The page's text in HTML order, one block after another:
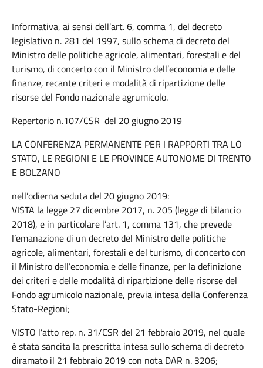
Informativa, ai sensi dell’art. 6, comma 1, del decreto
legislativo n. 281 del 1997, sullo schema di decreto del
Ministro delle politiche agricole, alimentari, forestali e del
turismo, di concerto con il Ministro dell’economia e delle
finanze, recante criteri e modalità di ripartizione delle
risorse del Fondo nazionale agrumicolo.
Repertorio n.107/CSR del 20 giugno 2019
LA CONFERENZA PERMANENTE PER I RAPPORTI TRA LO
STATO, LE REGIONI E LE PROVINCE AUTONOME DI TRENTO
E BOLZANO
nell’odierna seduta del 20 giugno 2019:
VISTA la legge 27 dicembre 2017, n. 205 (legge di bilancio
2018), e in particolare l’art. 1, comma 131, che prevede
l’emanazione di un decreto del Ministro delle politiche
agricole, alimentari, forestali e del turismo, di concerto con
il Ministro dell’economia e delle finanze, per la definizione
dei criteri e delle modalità di ripartizione delle risorse del
Fondo agrumicolo nazionale, previa intesa della Conferenza
Stato-Regioni;
VISTO l’atto rep. n. 31/CSR del 21 febbraio 2019, nel quale
è stata sancita la prescritta intesa sullo schema di decreto
diramato il 21 febbraio 2019 con nota DAR n. 3206;